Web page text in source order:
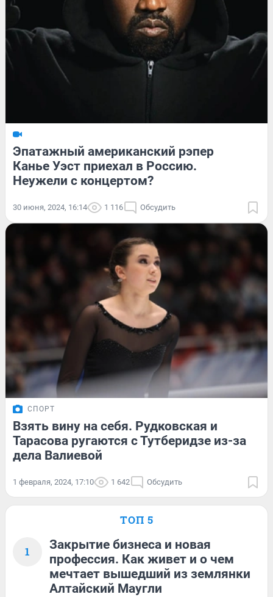
Эпатажный американский рэпер
Канье Уэст приехал в Россию.
Неужели с концертом?
30 июня, 2024, 16:14 1 116 Обсудить
СПОРТ
Взять вину на себя. Рудковская и
Тарасова ругаются с Тутберидзе из-за
дела Валиевой
1 февраля, 2024, 17:10 1 642 Обсудить
ТОП 5
1
Закрытие бизнеса и новая
профессия. Как живет и о чем
мечтает вышедший из землянки
Алтайский Маугли